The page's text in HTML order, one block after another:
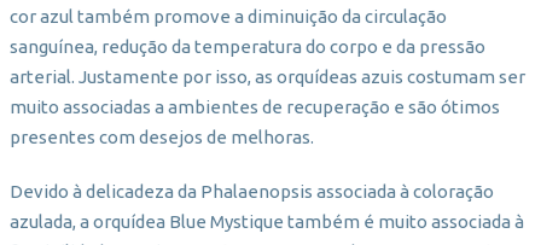
cor azul também promove a diminuição da circulação
sanguínea, redução da temperatura do corpo e da pressão
arterial. Justamente por isso, as orquídeas azuis costumam ser
muito associadas a ambientes de recuperação e são ótimos
presentes com desejos de melhoras.
Devido à delicadeza da Phalaenopsis associada à coloração
azulada, a orquídea Blue Mystique também é muito associada à